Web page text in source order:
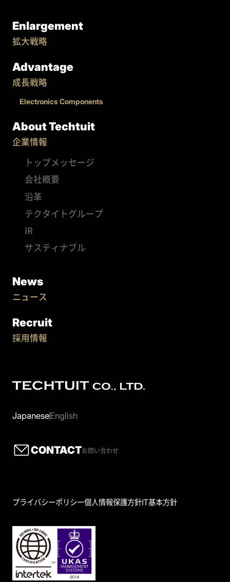
JapaneseEnglish
CONTACTお問い合わせ
プライバシーポリシー個人情報保護方針IT基本方針
Enlargement
拡大戦略
Advantage
成長戦略
Electronics Components
About Techtuit
企業情報
トップメッセージ
会社概要
沿革
テクタイトグループ
IR
サスティナブル
News
ニュース
Recruit
採用情報